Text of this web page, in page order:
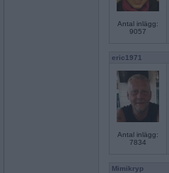
Antal inlägg:
9057
eric1971
Antal inlägg:
7834
Mimikryp